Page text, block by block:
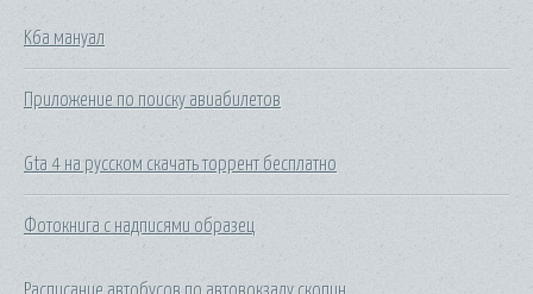
K6a мануал
Приложение по поиску авиабилетов
Gta 4 на русском скачать торрент бесплатно
Фотокнига с надписями образец
Расписание автобусов по автовокзалу скопин